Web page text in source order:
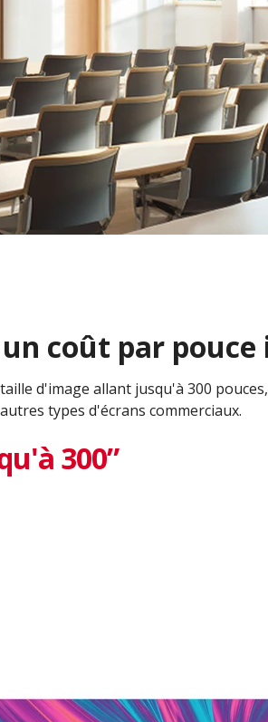
coût par
d'image allant jusqu'à 300
types d'écrans commerciaux.
300”